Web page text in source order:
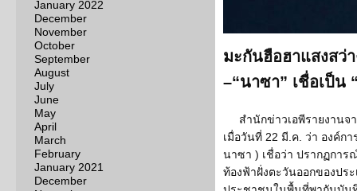
January 2022
December
November
October
September
August
July
June
May
April
March
February
January 2021
December
มะกันฮือฮาแสงสว่
–“นาซา” เชื่อเป็น
สำนักข่าวเอพีรายงานจ
เมื่อวันที่ 22 มี.ค. ว่า องค์ก
นาซา ) เชื่อว่า ปรากฏกา
ท้องฟ้าฝั่งตะวันออกของปร